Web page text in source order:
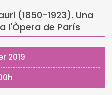
(1850-1923). Una
l'Òpera de París
2019